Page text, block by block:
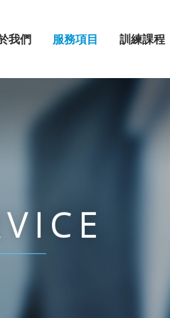
我們 服務項目 訓練課程